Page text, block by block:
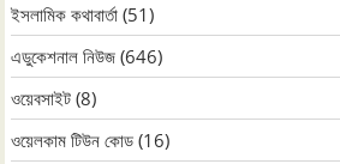
ইসলামিক কথাবার্তা (51)
এডুকেশনাল নিউজ (646)
ওয়েবসাইট (8)
ওয়েলকাম টিউন কোড (16)